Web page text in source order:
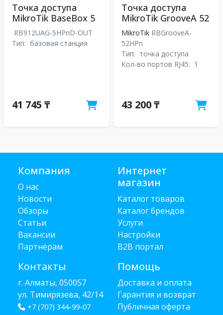
Точка доступа
MikroTik BaseBox 5
RB912UAG-5HPnD-OUT
Тип: базовая станция
41 745 ₸
Точка доступа
MikroTik GrooveA 52
MikroTik RBGrooveA-
52HPn
Тип: точка доступа
Кол-во портов RJ45: 1
43 200 ₸
Компания
О нас
Новости
Обзоры
Статьи
Вакансии
Партнёрам
Контакты
г. Алматы, 050057
ул. Тимирязева, 42/14
+7 (707) 344-99-07
Интернет
магазин
Каталог товаров
Каталог брендов
Услуги
Настройки
B2B портал
Помощь
Доставка и оплата
Гарантия и возврат
Публичная оферта